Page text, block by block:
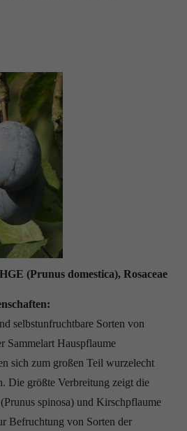
(Prunus domestica), Rosaceae
selbstunfruchtbare Sorten von
Sammelart Hauspflaume
sich zum großen Teil wurzelecht
Die größte Verbreitung zeigt die
spinosa) und Kirschpflaume
Befruchtung von Sorten der